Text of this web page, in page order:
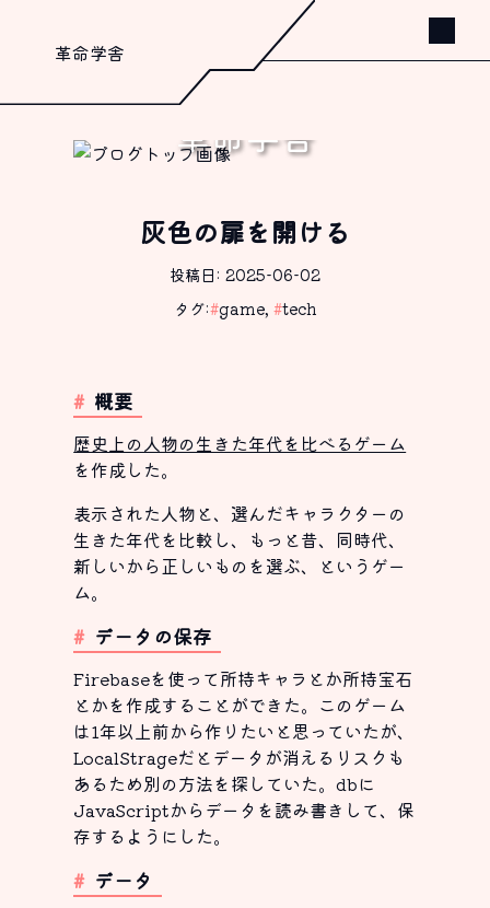
革命学舎
革命学舎
灰色の扉を開ける
投稿日: 2025-06-02
タグ:#game, #tech
概要
歴史上の人物の生きた年代を比べるゲーム
を作成した。
表示された人物と、選んだキャラクターの
生きた年代を比較し、もっと昔、同時代、
新しいから正しいものを選ぶ、というゲー
ム。
データの保存
Firebaseを使って所持キャラとか所持宝石
とかを作成することができた。このゲーム
は1年以上前から作りたいと思っていたが、
LocalStrageだとデータが消えるリスクも
あるため別の方法を探していた。dbに
JavaScriptからデータを読み書きして、保
存するようにした。
データ